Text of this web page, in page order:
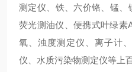
测定仪、铁、六价铬、锰
荧光测油仪、便携式叶绿素
氧、浊度测定仪、离子计
仪、水质污染物测定仪等上